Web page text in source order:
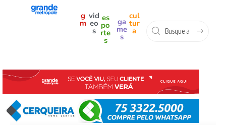
g
m
vid
eo
s
es
po
rte
s
ga
me
s
cul
tur
a